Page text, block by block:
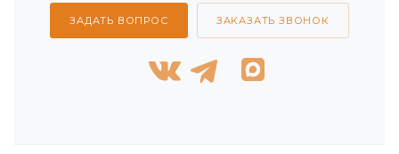
ЗАДАТЬ ВОПРОС ЗАКАЗАТЬ ЗВОНОК